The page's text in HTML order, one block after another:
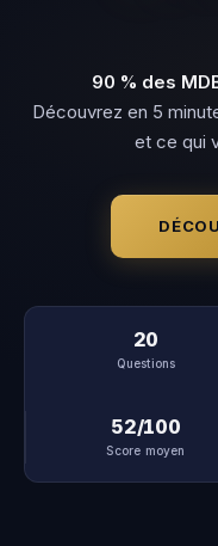
90 % des
Découvrez en 5
et ce qui
20
Questions
52/100
Score moyen